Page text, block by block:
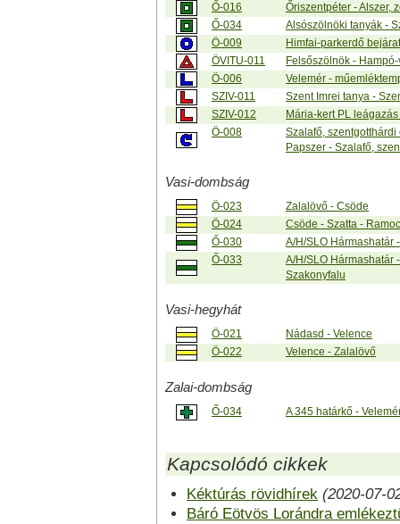
Ő-016
Őriszentpéter - Alszer,
Ő-034
Alsószölnöki tanyák -
Ö-009
Himfai-parkerdő
ÖVITU-011
Felsőszölnök -
Ö-006
Velemér -
SZIV-011
Szent Imrei tanya -
SZIV-012
Mária-kert PL
Ö-008
Szalafő,
Papszer - Szalafő,
Vasi-dombság
Ö-023
Zalalövő - Csöde
Ö-024
Csöde - Szatta -
Ő-030
A/H/SLO Hármashatár
Ő-033
A/H/SLO Hármashatár
Szakonyfalu
Vasi-hegyhát
Ö-021
Nádasd - Velence
Ö-022
Velence - Zalalövő
Zalai-dombság
Ő-034 A 345 határkő -
Kapcsolódó cikkek
Kéktúrás rövidhírek (2020-07-
Báró Eötvös Lorándra